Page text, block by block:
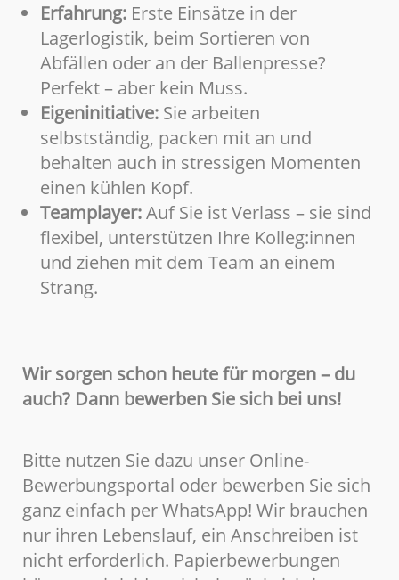
Erfahrung: Erste Einsätze in der
Lagerlogistik, beim Sortieren von
Abfällen oder an der Ballenpresse?
Perfekt – aber kein Muss.
Eigeninitiative: Sie arbeiten
selbstständig, packen mit an und
behalten auch in stressigen Momenten
einen kühlen Kopf.
Teamplayer:Auf Sie ist Verlass – sie sind
flexibel, unterstützen Ihre Kolleg:innen
und ziehen mit dem Team an einem
Strang.
Wir sorgen schon heute für morgen – du
auch? Dann bewerben Sie sich bei uns!
Bitte nutzen Sie dazu unser Online-
Bewerbungsportal oder bewerben Sie sich
ganz einfach per WhatsApp! Wir brauchen
nur ihren Lebenslauf, ein Anschreiben ist
nicht erforderlich. Papierbewerbungen